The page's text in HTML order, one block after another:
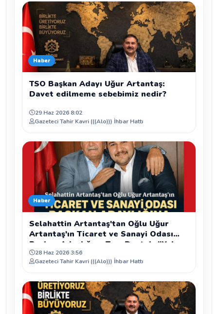
Haber
TSO Başkan Adayı Uğur Artantaş:
Davet edilmeme sebebimiz nedir?
29 Haz 2026 8:02
Gazeteci Tahir Kavri (((Alo))) İhbar Hattı
Haber
Selahattin Artantaş'tan Oğlu Uğur
Artantaş'ın Ticaret ve Sanayi Odası
Başkan Adaylığına Tam Destek: "Yolun
ve Bahtın Açık Olsun Oğlum"
28 Haz 2026 3:56
Gazeteci Tahir Kavri (((Alo))) İhbar Hattı